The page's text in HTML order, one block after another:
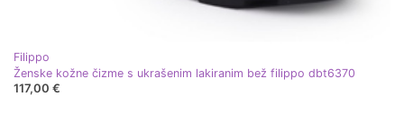
Filippo
Ženske kožne čizme s ukrašenim lakiranim bež filippo dbt6370
117,00 €